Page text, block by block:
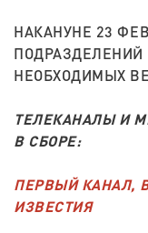
НАКАНУНЕ 23
НЕОБХОДИМЫХ
ТЕЛЕКАНАЛЫ И
В СБОРЕ:
ПЕРВЫЙ КАНАЛ,
ИЗВЕСТИЯ